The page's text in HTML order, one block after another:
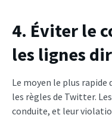
4. Éviter le
les lignes
Le moyen le plus
les règles de Twitter.
conduite, et leur